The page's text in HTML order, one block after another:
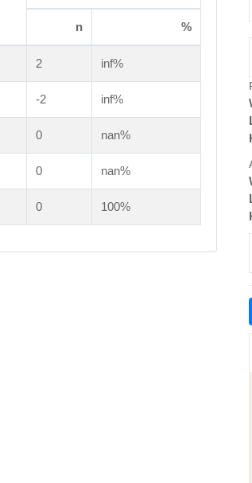
n %
2 inf%
-2 inf%
0 nan%
0 nan%
0 100%